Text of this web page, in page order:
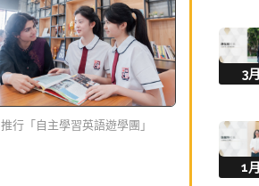
推行「自主學習英語遊學團」
3月
1月